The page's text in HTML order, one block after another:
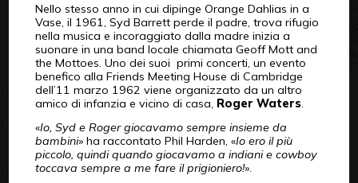
Nello stesso anno in cui dipinge Orange Dahlias in a
Vase, il 1961, Syd Barrett perde il padre, trova rifugio
nella musica e incoraggiato dalla madre inizia a
suonare in una band locale chiamata Geoff Mott and
the Mottoes. Uno dei suoi primi concerti, un evento
benefico alla Friends Meeting House di Cambridge
dell’11 marzo 1962 viene organizzato da un altro
amico di infanzia e vicino di casa, Roger Waters.
«Io, Syd e Roger giocavamo sempre insieme da
bambini» ha raccontato Phil Harden, «Io ero il più
piccolo, quindi quando giocavamo a indiani e cowboy
toccava sempre a me fare il prigioniero!».